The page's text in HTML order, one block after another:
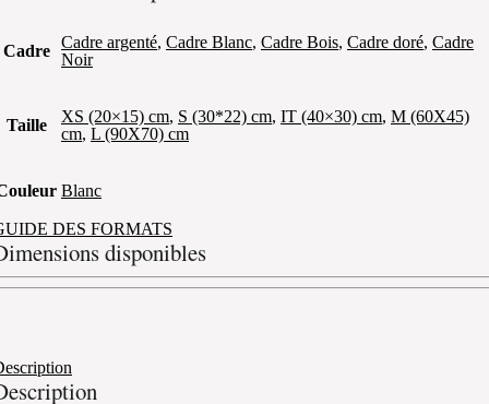
Cadre Cadre argenté, Cadre Blanc, Cadre Bois, Cadre doré, Cadre
Noir
Taille XS (20×15) cm, S (30*22) cm, IT (40×30) cm, M (60X45)
cm, L (90X70) cm
Blanc
DES FORMATS
disponibles